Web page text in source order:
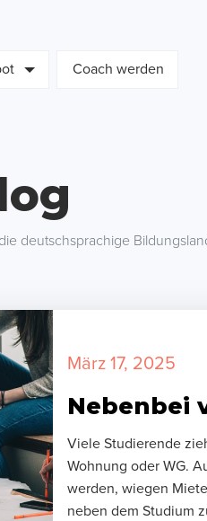
Coach werden
deutschsprachige
März 17, 2025
Nebenbei
Viele Studierende
Wohnung oder WG.
werden, wiegen
neben dem Studium